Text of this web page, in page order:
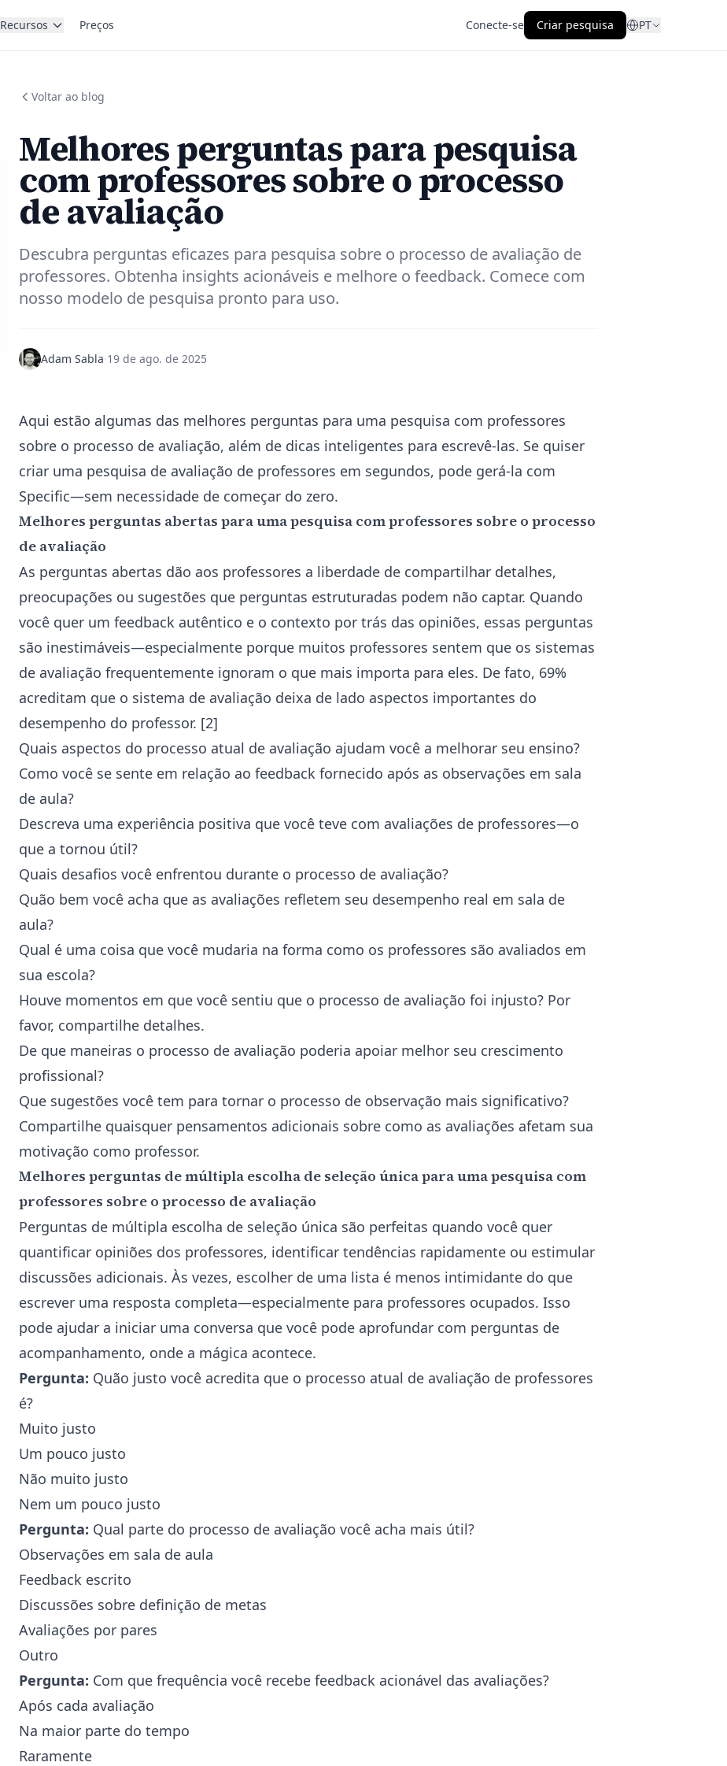
Recursos Preços Conecte-se Criar pesquisa PT
Voltar ao blog
Melhores perguntas para pesquisa
com professores sobre o processo
de avaliação
Descubra perguntas eficazes para pesquisa sobre o processo de avaliação de
professores. Obtenha insights acionáveis e melhore o feedback. Comece com
nosso modelo de pesquisa pronto para uso.
Adam Sabla·19 de ago. de 2025
Aqui estão algumas das melhores perguntas para uma pesquisa com professores
sobre o processo de avaliação, além de dicas inteligentes para escrevê-las. Se quiser
criar uma pesquisa de avaliação de professores em segundos, pode gerá-la com
Specific—sem necessidade de começar do zero.
Melhores perguntas abertas para uma pesquisa com professores sobre o processo
de avaliação
As perguntas abertas dão aos professores a liberdade de compartilhar detalhes,
preocupações ou sugestões que perguntas estruturadas podem não captar. Quando
você quer um feedback autêntico e o contexto por trás das opiniões, essas perguntas
são inestimáveis—especialmente porque muitos professores sentem que os sistemas
de avaliação frequentemente ignoram o que mais importa para eles. De fato, 69%
acreditam que o sistema de avaliação deixa de lado aspectos importantes do
desempenho do professor. [2]
Quais aspectos do processo atual de avaliação ajudam você a melhorar seu ensino?
Como você se sente em relação ao feedback fornecido após as observações em sala
de aula?
Descreva uma experiência positiva que você teve com avaliações de professores—o
que a tornou útil?
Quais desafios você enfrentou durante o processo de avaliação?
Quão bem você acha que as avaliações refletem seu desempenho real em sala de
aula?
Qual é uma coisa que você mudaria na forma como os professores são avaliados em
sua escola?
Houve momentos em que você sentiu que o processo de avaliação foi injusto? Por
favor, compartilhe detalhes.
De que maneiras o processo de avaliação poderia apoiar melhor seu crescimento
profissional?
Que sugestões você tem para tornar o processo de observação mais significativo?
Compartilhe quaisquer pensamentos adicionais sobre como as avaliações afetam sua
motivação como professor.
Melhores perguntas de múltipla escolha de seleção única para uma pesquisa com
professores sobre o processo de avaliação
Perguntas de múltipla escolha de seleção única são perfeitas quando você quer
quantificar opiniões dos professores, identificar tendências rapidamente ou estimular
discussões adicionais. Às vezes, escolher de uma lista é menos intimidante do que
escrever uma resposta completa—especialmente para professores ocupados. Isso
pode ajudar a iniciar uma conversa que você pode aprofundar com perguntas de
acompanhamento, onde a mágica acontece.
Pergunta: Quão justo você acredita que o processo atual de avaliação de professores
é?
Muito justo
Um pouco justo
Não muito justo
Nem um pouco justo
Pergunta: Qual parte do processo de avaliação você acha mais útil?
Observações em sala de aula
Feedback escrito
Discussões sobre definição de metas
Avaliações por pares
Outro
Pergunta: Com que frequência você recebe feedback acionável das avaliações?
Após cada avaliação
Na maior parte do tempo
Raramente